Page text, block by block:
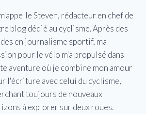
Steven, rédacteur en chef de
blog dédié au cyclisme. Après des
en journalisme sportif, ma
pour le vélo m'a propulsé dans
aventure où je combine mon amour
l'écriture avec celui du cyclisme,
toujours de nouveaux
à explorer sur deux roues.